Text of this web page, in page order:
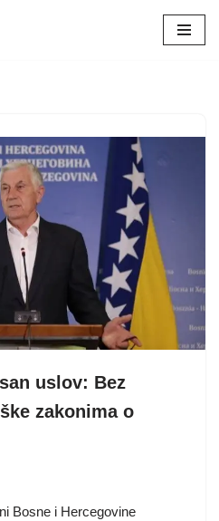
uslov: Bez
zakonima o
Bosne i Hercegovine